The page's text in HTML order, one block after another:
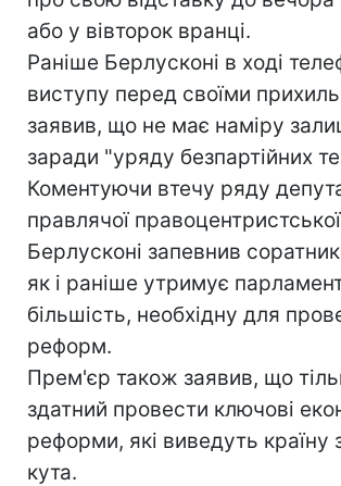
або у вівторок вранці.
Раніше Берлусконі в ході
виступу перед своїми
заявив, що не має наміру
заради "уряду безпартійних
Коментуючи втечу ряду
правлячої правоцентристської
Берлусконі запевнив
як і раніше утримує
більшість, необхідну для
реформ.
Прем'єр також заявив, що
здатний провести ключові
реформи, які виведуть країну
кута.